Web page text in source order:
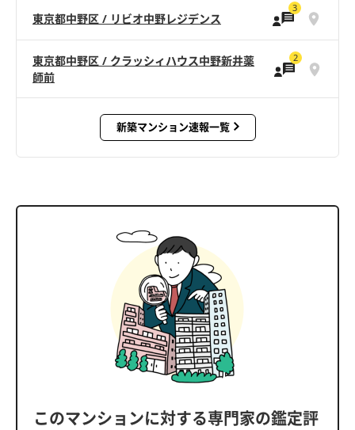
東京都中野区 / リビオ中野レジデンス
3
東京都中野区 / クラッシィハウス中野新井薬
師前
2
新築マンション速報一覧
このマンションに対する専門家の鑑定評